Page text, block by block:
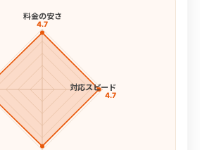
料金の安さ
4.7
対応スピード
4.7